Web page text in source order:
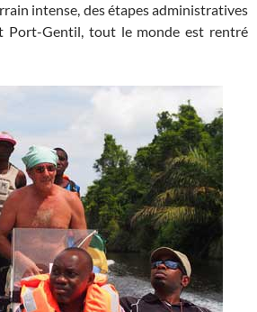
intense, des étapes administratives
Port-Gentil, tout le monde est rentré